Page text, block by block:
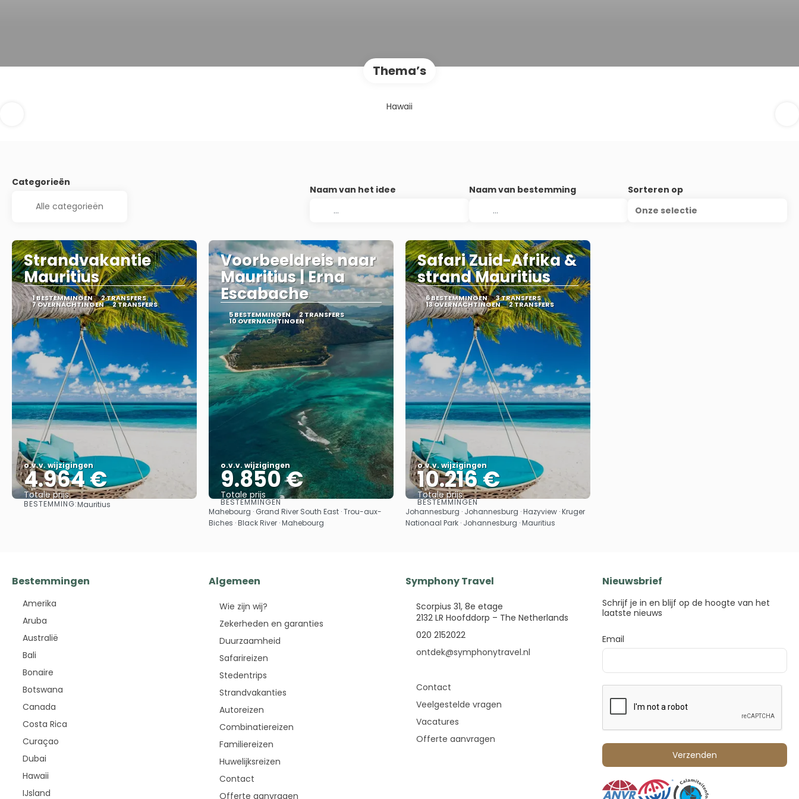
Thema’s
Hawaii
Categorieën
Naam van het idee Naam van bestemming
Sorteren op
Onze selectie
Strandvakantie
Mauritius
1 BESTEMMINGEN 2 TRANSFERS
7 OVERNACHTINGEN 2 TRANSFERS
o.v.v. wijzigingen
4.964 €
Totale prijs
Bekijk
BESTEMMING:Mauritius
Voorbeeldreis naar
Mauritius | Erna
Escabache
5 BESTEMMINGEN 2 TRANSFERS
10 OVERNACHTINGEN
o.v.v. wijzigingen
9.850 €
Totale prijs
Bekijk
BESTEMMINGEN
Mahebourg · Grand River South East · Trou-aux-
Biches · Black River · Mahebourg
Safari Zuid-Afrika &
strand Mauritius
6 BESTEMMINGEN 3 TRANSFERS
13 OVERNACHTINGEN 2 TRANSFERS
o.v.v. wijzigingen
10.216 €
Totale prijs
Bekijk
BESTEMMINGEN
Johannesburg · Johannesburg · Hazyview · Kruger
Nationaal Park · Johannesburg · Mauritius
Bestemmingen
Amerika
Aruba
Australië
Bali
Bonaire
Botswana
Canada
Costa Rica
Curaçao
Dubai
Hawaii
IJsland
Algemeen
Wie zijn wij?
Zekerheden en garanties
Duurzaamheid
Safarireizen
Stedentrips
Strandvakanties
Autoreizen
Combinatiereizen
Familiereizen
Huwelijksreizen
Contact
Offerte aanvragen
Symphony Travel
Scorpius 31, 8e etage
2132 LR Hoofddorp – The Netherlands
020 2152022
ontdek@symphonytravel.nl
Contact
Veelgestelde vragen
Vacatures
Offerte aanvragen
Nieuwsbrief
Schrijf je in en blijf op de hoogte van het
laatste nieuws
Email